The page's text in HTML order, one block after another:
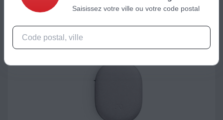
Saisissez votre ville ou votre code postal